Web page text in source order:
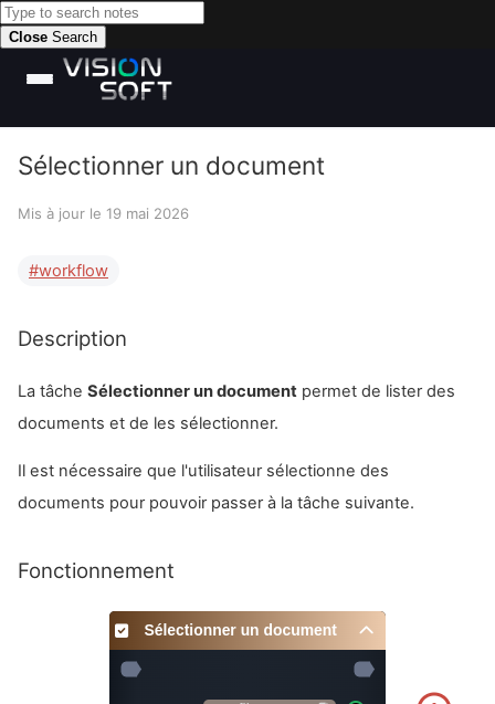
Close Search
Sélectionner un document
Mis à jour le 19 mai 2026
workflow
Description
La tâche Sélectionner un document permet de lister des
documents et de les sélectionner.
Il est nécessaire que l'utilisateur sélectionne des
documents pour pouvoir passer à la tâche suivante.
Fonctionnement